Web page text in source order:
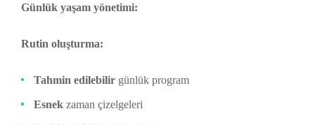
Günlük yaşam yönetimi:
Rutin oluşturma:
Tahmin edilebilir günlük program
Esnek zaman çizelgeleri